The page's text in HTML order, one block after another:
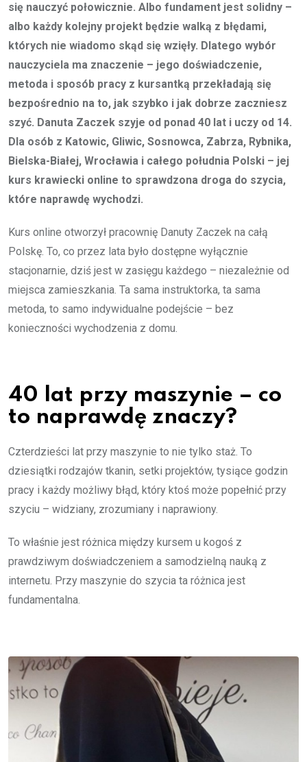
się nauczyć połowicznie. Albo fundament jest solidny –
albo każdy kolejny projekt będzie walką z błędami,
których nie wiadomo skąd się wzięły. Dlatego wybór
nauczyciela ma znaczenie – jego doświadczenie,
metoda i sposób pracy z kursantką przekładają się
bezpośrednio na to, jak szybko i jak dobrze zaczniesz
szyć. Danuta Zaczek szyje od ponad 40 lat i uczy od 14.
Dla osób z Katowic, Gliwic, Sosnowca, Zabrza, Rybnika,
Bielska-Białej, Wrocławia i całego południa Polski – jej
kurs krawiecki online to sprawdzona droga do szycia,
które naprawdę wychodzi.
Kurs online otworzył pracownię Danuty Zaczek na całą
Polskę. To, co przez lata było dostępne wyłącznie
stacjonarnie, dziś jest w zasięgu każdego – niezależnie od
miejsca zamieszkania. Ta sama instruktorka, ta sama
metoda, to samo indywidualne podejście – bez
konieczności wychodzenia z domu.
40 lat przy maszynie – co
to naprawdę znaczy?
Czterdzieści lat przy maszynie to nie tylko staż. To
dziesiątki rodzajów tkanin, setki projektów, tysiące godzin
pracy i każdy możliwy błąd, który ktoś może popełnić przy
szyciu – widziany, zrozumiany i naprawiony.
To właśnie jest różnica między kursem u kogoś z
prawdziwym doświadczeniem a samodzielną nauką z
internetu. Przy maszynie do szycia ta różnica jest
fundamentalna.